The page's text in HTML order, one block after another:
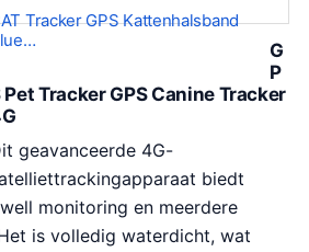
Tracker GPS Kattenhalsband
G
P
Pet Tracker GPS Canine Tracker
geavanceerde 4G-
biedt
monitoring en meerdere
is volledig waterdicht, wat